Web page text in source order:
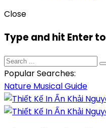
Close
Type and hit Enter
Popular Searches:
Nature MusicalGuide